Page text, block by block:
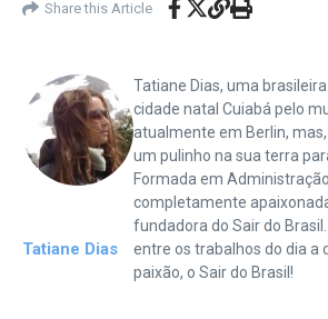
Share this Article
Tatiane Dias
Tatiane Dias, uma
cidade natal Cuiabá pelo
atualmente em Berlin,
um pulinho na sua terra
Formada em
completamente
fundadora do Sair do
entre os trabalhos do dia a
paixão, o Sair do Brasil!